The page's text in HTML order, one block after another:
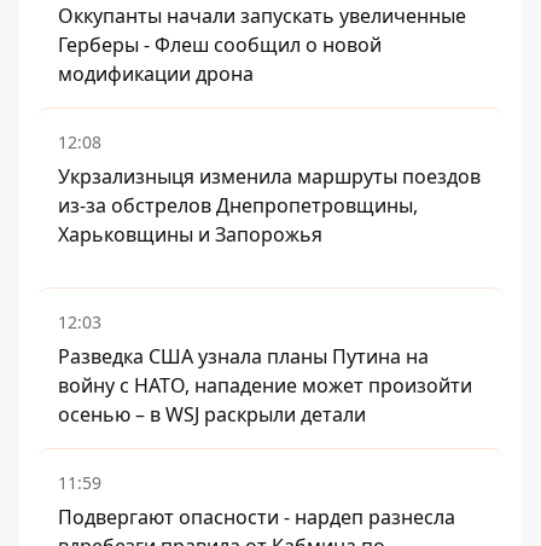
Оккупанты начали запускать увеличенные
Герберы - Флеш сообщил о новой
модификации дрона
12:08
Укрзализныця изменила маршруты поездов
из-за обстрелов Днепропетровщины,
Харьковщины и Запорожья
12:03
Разведка США узнала планы Путина на
войну с НАТО, нападение может произойти
осенью – в WSJ раскрыли детали
11:59
Подвергают опасности - нардеп разнесла